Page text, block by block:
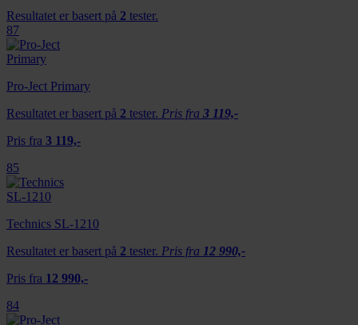
Resultatet er basert på 2 tester.
87
Pro-Ject Primary
Resultatet er basert på 2 tester. Pris fra 3 119,-
Pris fra 3 119,-
85
Technics SL-1210
Resultatet er basert på 2 tester. Pris fra 12 990,-
Pris fra 12 990,-
84